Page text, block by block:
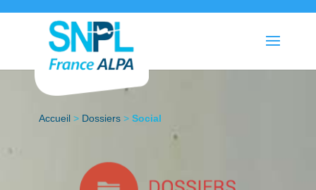
Accueil> Dossiers> Social